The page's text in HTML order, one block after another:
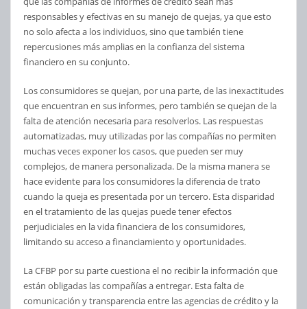
responsables y efectivas en su manejo de quejas, ya que esto
no solo afecta a los individuos, sino que también tiene
repercusiones más amplias en la confianza del sistema
financiero en su conjunto.
Los consumidores se quejan, por una parte, de las inexactitudes
que encuentran en sus informes, pero también se quejan de la
falta de atención necesaria para resolverlos. Las respuestas
automatizadas, muy utilizadas por las compañías no permiten
muchas veces exponer los casos, que pueden ser muy
complejos, de manera personalizada. De la misma manera se
hace evidente para los consumidores la diferencia de trato
cuando la queja es presentada por un tercero. Esta disparidad
en el tratamiento de las quejas puede tener efectos
perjudiciales en la vida financiera de los consumidores,
limitando su acceso a financiamiento y oportunidades.
La CFBP por su parte cuestiona el no recibir la información que
están obligadas las compañías a entregar. Esta falta de
comunicación y transparencia entre las agencias de crédito y la